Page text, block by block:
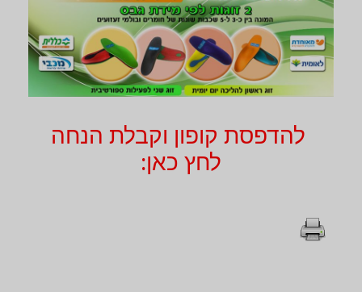
להדפסת קופון וקבלת הנחה
לחץ כאן: